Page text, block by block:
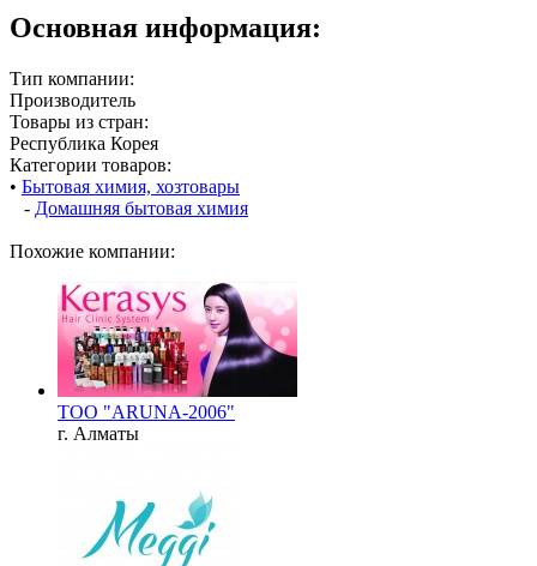
Основная информация:
Тип компании:
Производитель
Товары из стран:
Республика Корея
Категории товаров:
• Бытовая химия, хозтовары
- Домашняя бытовая химия
Похожие компании:
ТОО "ARUNA-2006"
г. Алматы